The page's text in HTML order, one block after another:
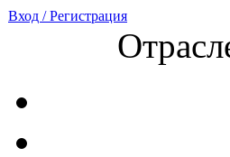
Вход / Регистрация